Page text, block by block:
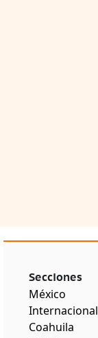
Secciones
México
Internacional
Coahuila